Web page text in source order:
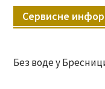
Сервисне
Без воде у